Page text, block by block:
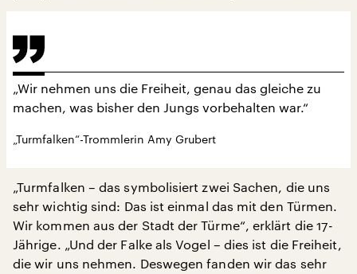
„Wir nehmen uns die Freiheit, genau das gleiche zu
machen, was bisher den Jungs vorbehalten war.“
„Turmfalken“-Trommlerin Amy Grubert
„Turmfalken – das symbolisiert zwei Sachen, die uns
sehr wichtig sind: Das ist einmal das mit den Türmen.
Wir kommen aus der Stadt der Türme“, erklärt die 17-
Jährige. „Und der Falke als Vogel – dies ist die Freiheit,
die wir uns nehmen. Deswegen fanden wir das sehr